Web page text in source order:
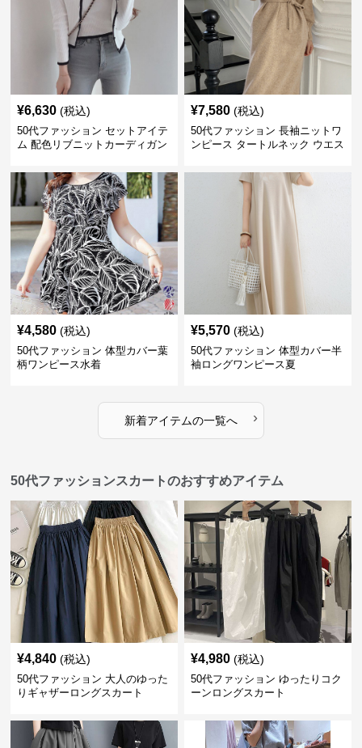
¥6,630 (税込)
50代ファッション セットアイテ
ム 配色リブニットカーディガン
¥7,580 (税込)
50代ファッション 長袖ニットワ
ンピース タートルネック ウエス
¥4,580 (税込)
50代ファッション 体型カバー葉
柄ワンピース水着
¥5,570 (税込)
50代ファッション 体型カバー半
袖ロングワンピース夏
新着アイテムの一覧へ ›
50代ファッションスカートのおすすめアイテム
¥4,840 (税込)
50代ファッション 大人のゆった
りギャザーロングスカート
¥4,980 (税込)
50代ファッション ゆったりコク
ーンロングスカート